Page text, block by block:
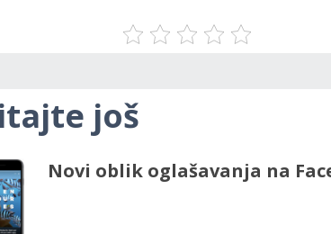
još
Novi oblik oglašavanja na